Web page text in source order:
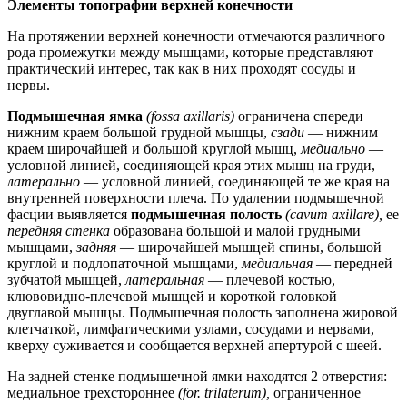
Элементы топографии верхней конечности
На протяжении верхней конечности отмечаются различного
рода промежутки между мышцами, которые представляют
практический интерес, так как в них проходят сосуды и
нервы.
Подмышечная ямка (fossa axillaris) ограничена спереди
нижним краем большой грудной мышцы, сзади — нижним
краем широчайшей и большой круглой мышц, медиально —
условной линией, соединяющей края этих мышц на груди,
латерально — условной линией, соединяющей те же края на
внутренней поверхности плеча. По удалении подмышечной
фасции выявляется подмышечная полость (cavum axillare), ее
передняя стенка образована большой и малой грудными
мышцами,задняя — широчайшей мышцей спины, большой
круглой и подлопаточной мышцами, медиальная — передней
зубчатой мышцей, латеральная — плечевой костью,
клювовидно-плечевой мышцей и короткой головкой
двуглавой мышцы. Подмышечная полость заполнена жировой
клетчаткой, лимфатическими узлами, сосудами и нервами,
кверху суживается и сообщается верхней апертурой с шеей.
На задней стенке подмышечной ямки находятся 2 отверстия:
медиальное трехстороннее (for. trilaterum), ограниченное